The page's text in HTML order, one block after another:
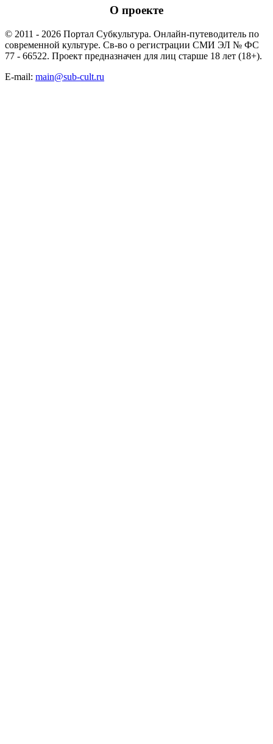
О проекте
© 2011 - 2026 Портал Субкультура. Онлайн-путеводитель по
современной культуре. Св-во о регистрации СМИ ЭЛ № ФС
77 - 66522. Проект предназначен для лиц старше 18 лет (18+).
E-mail: main@sub-cult.ru